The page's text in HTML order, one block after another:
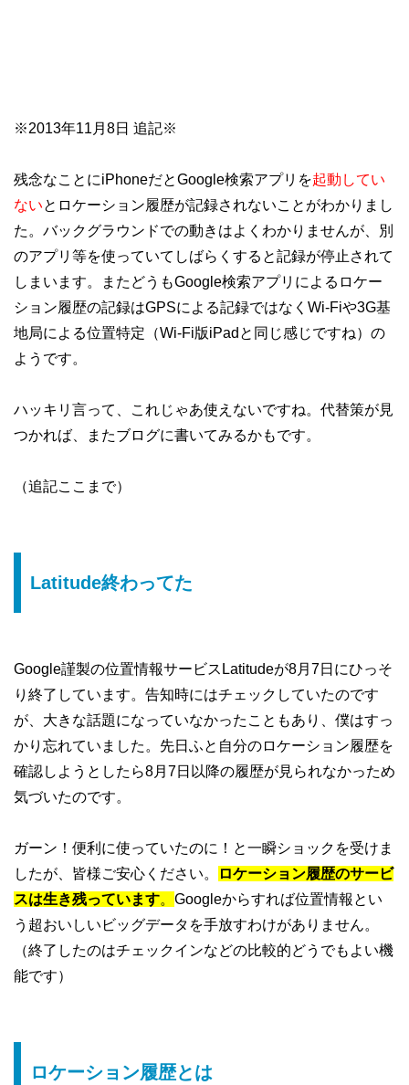
※2013年11月8日 追記※
残念なことにiPhoneだとGoogle検索アプリを起動してい
ないとロケーション履歴が記録されないことがわかりまし
た。バックグラウンドでの動きはよくわかりませんが、別
のアプリ等を使っていてしばらくすると記録が停止されて
しまいます。またどうもGoogle検索アプリによるロケー
ション履歴の記録はGPSによる記録ではなくWi-Fiや3G基
地局による位置特定（Wi-Fi版iPadと同じ感じですね）の
ようです。
ハッキリ言って、これじゃあ使えないですね。代替策が見
つかれば、またブログに書いてみるかもです。
（追記ここまで）
Latitude終わってた
Google謹製の位置情報サービスLatitudeが8月7日にひっそ
り終了しています。告知時にはチェックしていたのです
が、大きな話題になっていなかったこともあり、僕はすっ
かり忘れていました。先日ふと自分のロケーション履歴を
確認しようとしたら8月7日以降の履歴が見られなかっため
気づいたのです。
ガーン！便利に使っていたのに！と一瞬ショックを受けま
したが、皆様ご安心ください。
ロケーション履歴のサービ
スは生き残っています。 Googleからすれば位置情報とい
う超おいしいビッグデータを手放すわけがありません。
（終了したのはチェックインなどの比較的どうでもよい機
能です）
ロケーション履歴とは